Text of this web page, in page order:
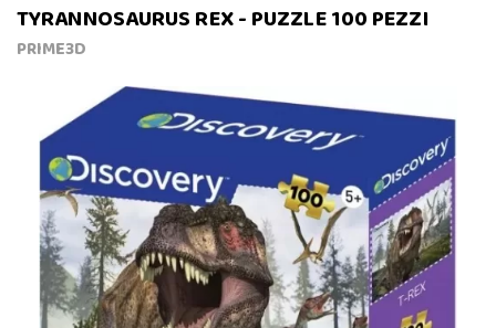
TYRANNOSAURUS REX - PUZZLE 100 PEZZI
PRIME3D